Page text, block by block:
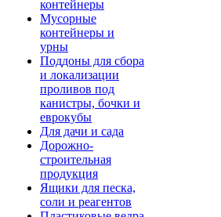
контейнеры
Мусорные
контейнеры и
урны
Поддоны для сбора
и локализации
проливов под
канистры, бочки и
еврокубы
Для дачи и сада
Дорожно-
строительная
продукция
Ящики для песка,
соли и реагентов